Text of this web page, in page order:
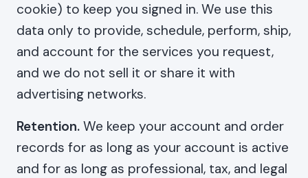
cookie) to keep you signed in. We use this
data only to provide, schedule, perform, ship,
and account for the services you request,
and we do not sell it or share it with
advertising networks.
Retention. We keep your account and order
records for as long as your account is active
and for as long as professional, tax, and legal